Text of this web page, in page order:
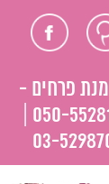
פייסבוק
פרחים -
050-
03-